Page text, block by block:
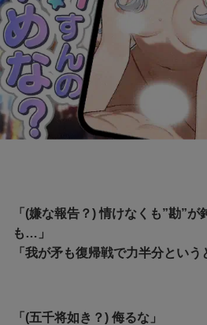
「(嫌な報告？) 情けなくも”勘”
も…」
「我が矛も復帰戦で力半分という
「(五千将如き？) 侮るな」